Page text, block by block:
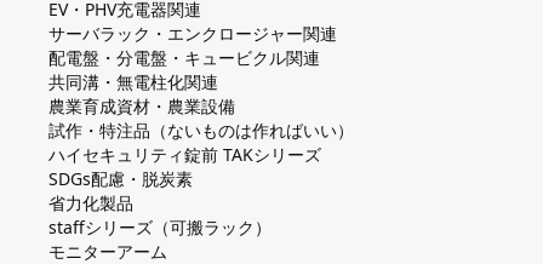
EV・PHV充電器関連
サーバラック・エンクロージャー関連
配電盤・分電盤・キュービクル関連
共同溝・無電柱化関連
農業育成資材・農業設備
試作・特注品（ないものは作ればいい）
ハイセキュリティ錠前 TAKシリーズ
SDGs配慮・脱炭素
省力化製品
staffシリーズ（可搬ラック）
モニターアーム